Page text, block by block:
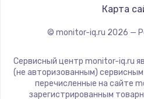
1240 руб.
1450
Карта
© monitor-iq.ru 2026 —
Сервисный центр monitor-iq.ru
(не авторизованным)
перечисленные на сайте
зарегистрированным